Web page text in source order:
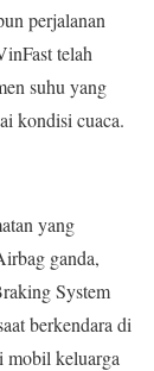
perjalanan
telah
suhu yang
kondisi cuaca.
yang
ganda,
System
berkendara di
mobil keluarga